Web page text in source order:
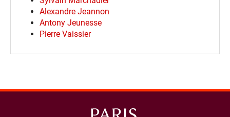
Alexandre Jeannon
Antony Jeunesse
Pierre Vaissier